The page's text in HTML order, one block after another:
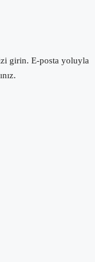
girin. E-posta yoluyla